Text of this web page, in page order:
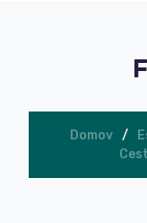
Domov